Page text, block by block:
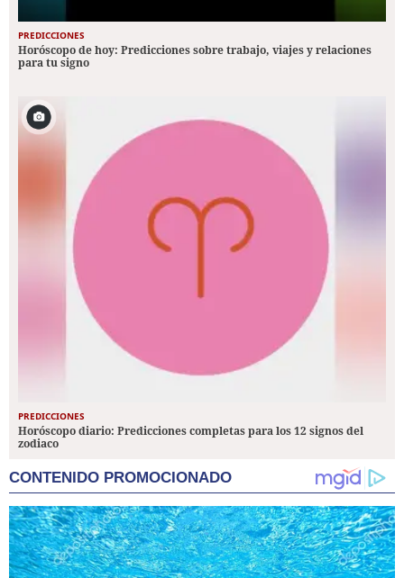
PREDICCIONES
Horóscopo de hoy: Predicciones sobre trabajo, viajes y relaciones
para tu signo
PREDICCIONES
Horóscopo diario: Predicciones completas para los 12 signos del
zodiaco
CONTENIDO PROMOCIONADO